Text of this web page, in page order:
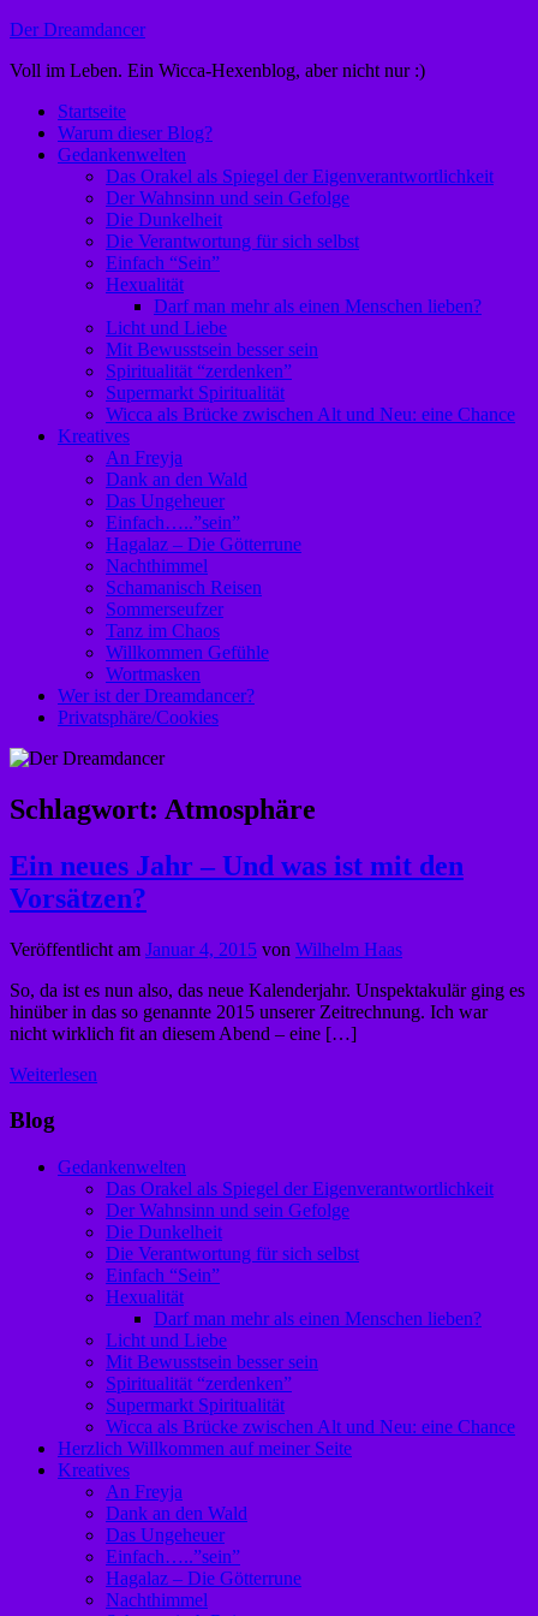
Zum
springen
Der Dreamdancer
Voll im Leben. Ein Wicca-Hexenblog, aber nicht nur :)
Startseite
Warum dieser Blog?
Gedankenwelten
Das Orakel als Spiegel der Eigenverantwortlichkeit
Der Wahnsinn und sein Gefolge
Die Dunkelheit
Die Verantwortung für sich selbst
Einfach “Sein”
Hexualität
Darf man mehr als einen Menschen lieben?
Licht und Liebe
Mit Bewusstsein besser sein
Spiritualität “zerdenken”
Supermarkt Spiritualität
Wicca als Brücke zwischen Alt und Neu: eine Chance
Kreatives
An Freyja
Dank an den Wald
Das Ungeheuer
Einfach…..”sein”
Hagalaz – Die Götterrune
Nachthimmel
Schamanisch Reisen
Sommerseufzer
Tanz im Chaos
Willkommen Gefühle
Wortmasken
Wer ist der Dreamdancer?
Privatsphäre/Cookies
Schlagwort: Atmosphäre
Ein neues Jahr – Und was ist mit den
Vorsätzen?
Veröffentlicht am Januar 4, 2015 von Wilhelm Haas
So, da ist es nun also, das neue Kalenderjahr. Unspektakulär ging es
hinüber in das so genannte 2015 unserer Zeitrechnung. Ich war
nicht wirklich fit an diesem Abend – eine […]
Weiterlesen
Blog
Gedankenwelten
Das Orakel als Spiegel der Eigenverantwortlichkeit
Der Wahnsinn und sein Gefolge
Die Dunkelheit
Die Verantwortung für sich selbst
Einfach “Sein”
Hexualität
Darf man mehr als einen Menschen lieben?
Licht und Liebe
Mit Bewusstsein besser sein
Spiritualität “zerdenken”
Supermarkt Spiritualität
Wicca als Brücke zwischen Alt und Neu: eine Chance
Herzlich Willkommen auf meiner Seite
Kreatives
An Freyja
Dank an den Wald
Das Ungeheuer
Einfach…..”sein”
Hagalaz – Die Götterrune
Nachthimmel